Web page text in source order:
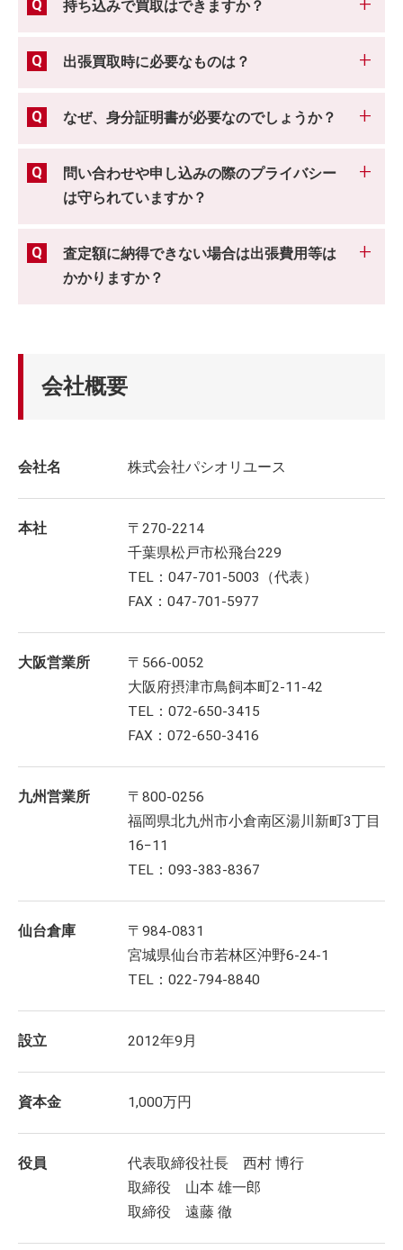
持ち込みで買取はできますか？
出張買取時に必要なものは？
なぜ、身分証明書が必要なのでしょうか？
問い合わせや申し込みの際のプライバシー
は守られていますか？
査定額に納得できない場合は出張費用等は
かかりますか？
会社概要
会社名 株式会社パシオリユース
本社
〒270-2214
千葉県松戸市松飛台229
TEL：047-701-5003（代表）
FAX：047-701-5977
大阪営業所
〒566-0052
大阪府摂津市鳥飼本町2-11-42
TEL：072-650-3415
FAX：072-650-3416
九州営業所
〒800-0256
福岡県北九州市小倉南区湯川新町3丁目
16−11
TEL：093-383-8367
仙台倉庫
〒984-0831
宮城県仙台市若林区沖野6-24-1
TEL：022-794-8840
設立 2012年9月
資本金 1,000万円
役員
代表取締役社長 西村 博行
取締役 山本 雄一郎
取締役 遠藤 徹